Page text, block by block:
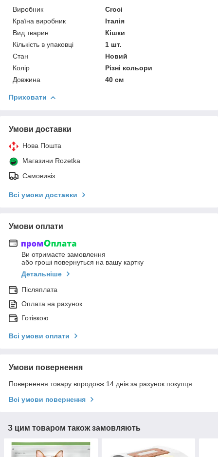
Виробник
Croci
Країна виробник
Італія
Вид тварин
Кішки
Кількість в упаковці
1 шт.
Стан
Новий
Колір
Різні кольори
Довжина
40 см
Приховати
Умови доставки
Нова Пошта
Магазини Rozetka
Самовивіз
Всі умови доставки
Умови оплати
Ви отримаєте замовлення
або гроші повернуться на вашу картку
Детальніше
Післяплата
Оплата на рахунок
Готівкою
Всі умови оплати
Умови повернення
Повернення товару впродовж 14 днів за рахунок покупця
Всі умови повернення
З цим товаром також замовляють